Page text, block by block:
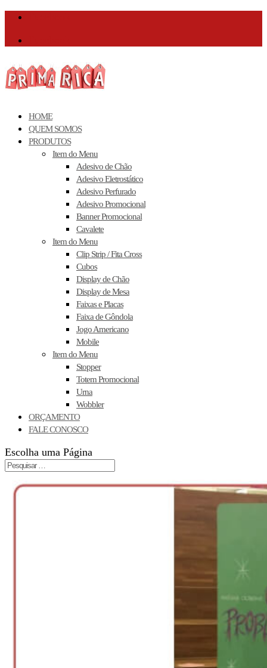
HOME
QUEM SOMOS
PRODUTOS
Item do Menu
Adesivo de Chão
Adesivo Eletrostático
Adesivo Perfurado
Adesivo Promocional
Banner Promocional
Cavalete
Item do Menu
Clip Strip / Fita Cross
Cubos
Display de Chão
Display de Mesa
Faixas e Placas
Faixa de Gôndola
Jogo Americano
Mobile
Item do Menu
Stopper
Totem Promocional
Urna
Wobbler
ORÇAMENTO
FALE CONOSCO
Escolha uma Página